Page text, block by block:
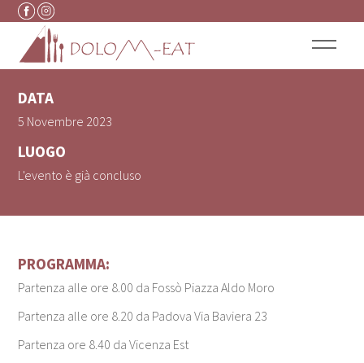
Vai al contenuto
HALLOWEEN
DATA
5 Novembre 2023
LUOGO
L'evento è già concluso
PROGRAMMA:
Partenza alle ore 8.00 da Fossò Piazza Aldo Moro
Partenza alle ore 8.20 da Padova Via Baviera 23
Partenza ore 8.40 da Vicenza Est